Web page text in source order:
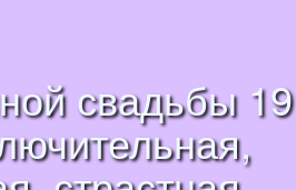
свадьбы 19